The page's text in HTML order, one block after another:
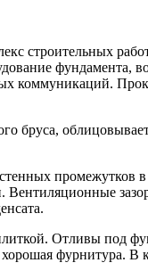
строительных
фундамента,
коммуникаций.
бруса,
промежутков
Вентиляционные
Отливы под
фурнитура. В